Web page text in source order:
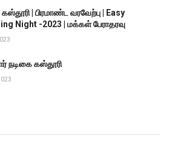
| பிரமாண்ட வரவேற்பு | Easy
Night -2023 | மக்கள் பேராதரவு
நடிகை கஸ்தூரி